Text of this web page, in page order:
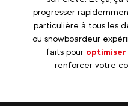
progresser
particulière à tous les
ou snowboardeur
faits pour optimiser
renforcer votre